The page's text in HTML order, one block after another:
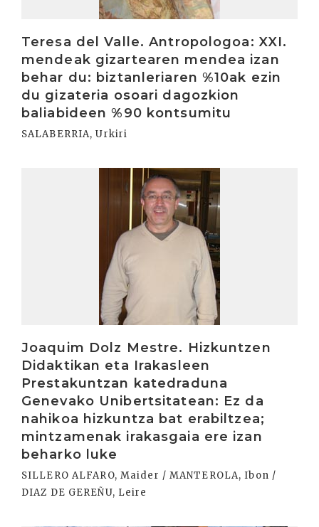
Teresa del Valle. Antropologoa: XXI.
mendeak gizartearen mendea izan
behar du: biztanleriaren %10ak ezin
du gizateria osoari dagozkion
baliabideen %90 kontsumitu
SALABERRIA, Urkiri
Joaquim Dolz Mestre. Hizkuntzen
Didaktikan eta Irakasleen
Prestakuntzan katedraduna
Genevako Unibertsitatean: Ez da
nahikoa hizkuntza bat erabiltzea;
mintzamenak irakasgaia ere izan
beharko luke
SILLERO ALFARO, Maider / MANTEROLA, Ibon /
DIAZ DE GEREÑU, Leire